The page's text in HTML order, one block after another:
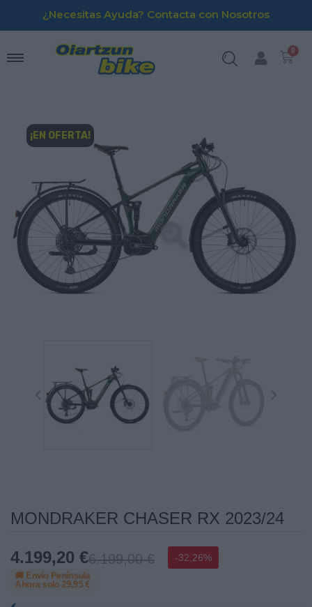
¿Necesitas Ayuda? Contacta con Nosotros
¡EN OFERTA!

MONDRAKER CHASER RX 2023/24
4.199,20 €6.199,00 € -32,26%
🚚 Envío Península
Ahora solo 29,95 €